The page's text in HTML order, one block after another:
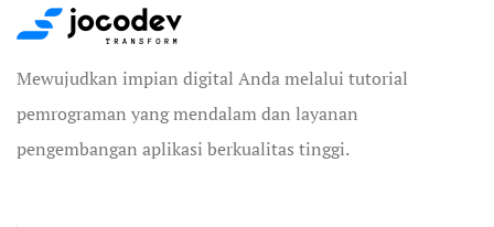
Mewujudkan impian digital Anda melalui tutorial
pemrograman yang mendalam dan layanan
pengembangan aplikasi berkualitas tinggi.